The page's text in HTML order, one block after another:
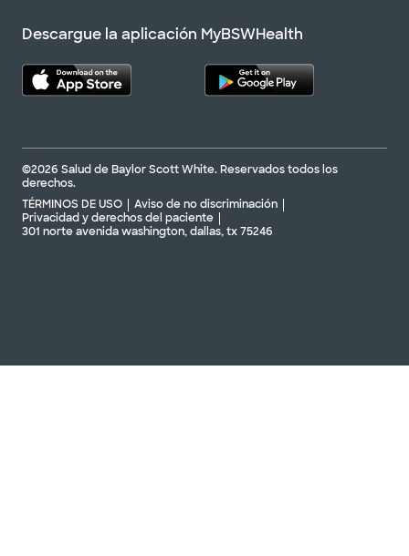
Descargue la aplicación MyBSWHealth
©2026 Salud de Baylor Scott White. Reservados todos los
derechos.
TÉRMINOS DE USO
Aviso de no discriminación
Privacidad y derechos del paciente
301 norte avenida washington, dallas, tx 75246